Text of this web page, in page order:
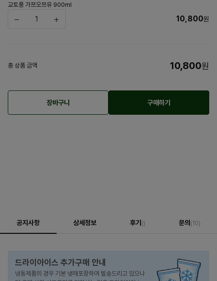
교토풍 가쯔오쯔유 900ml
10,800원
총 상품 금액 10,800원
장바구니 구매하기
공지사항 상세정보 후기 () 문의 (10)
드라이아이스 추가구매 안내
냉동제품의 경우 기본 냉매포장하여 발송드리고 있으나